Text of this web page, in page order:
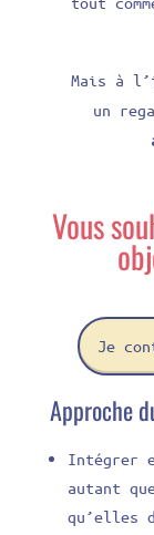
Mais à
un
Vous
Je
Approche
Intégrer
autant
qu’elles